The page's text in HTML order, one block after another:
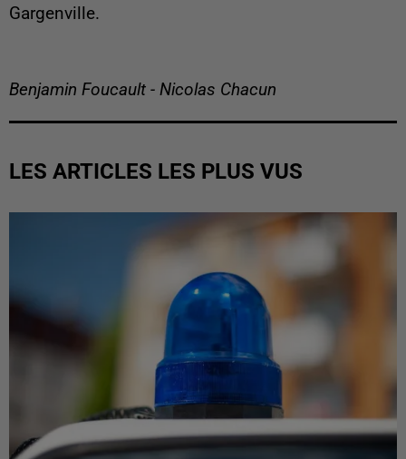
Gargenville.
Benjamin Foucault - Nicolas Chacun
LES ARTICLES LES PLUS VUS